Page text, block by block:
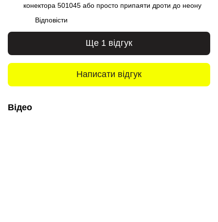
конектора 501045 або просто припаяти дроти до неону
Відповісти
Ще 1 відгук
Написати відгук
Відео